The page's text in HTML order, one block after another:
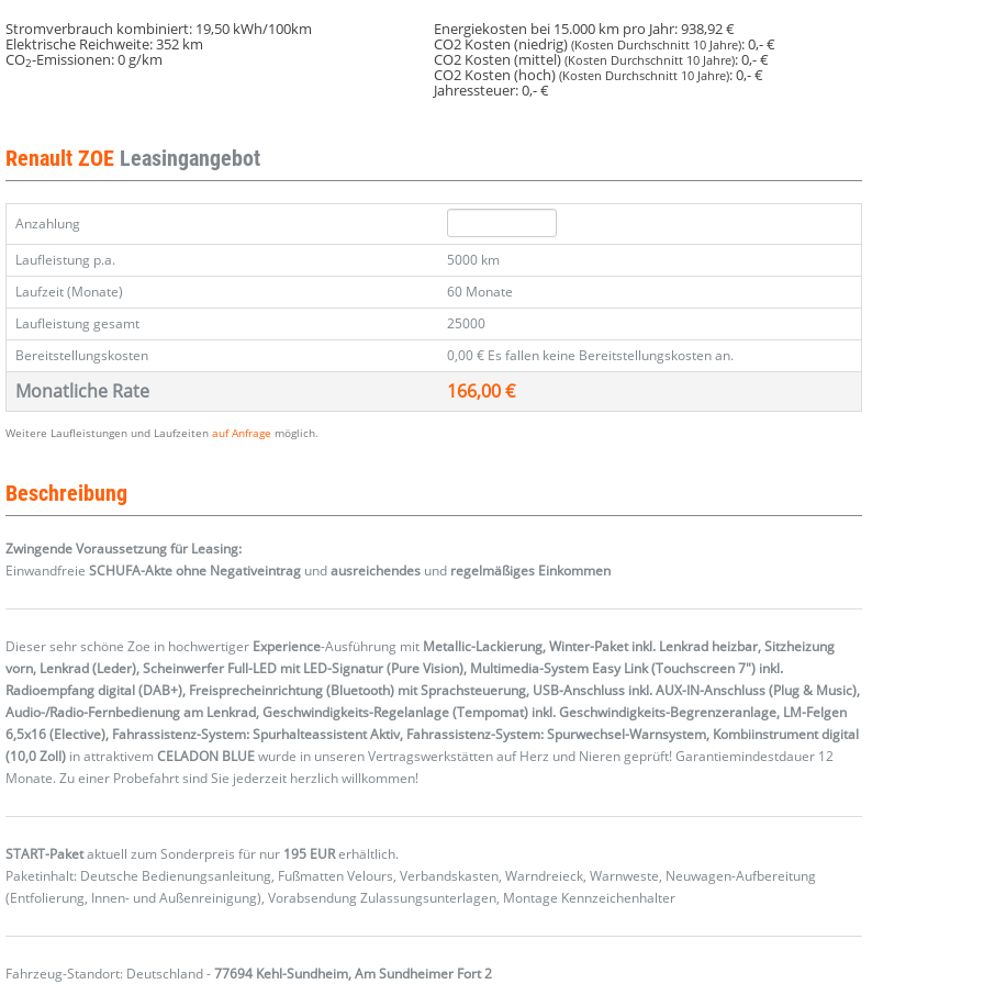
R110
Exp
Kaufbatterie
R110
Exp
Kaufbatterie
R110
Exp
Kaufbatterie
R110
Exp
Kaufbatterie
R110
Exp
Kaufbatterie
R110
Exp
Kaufbatterie
Stromverbrauch kombiniert: 19,50 kWh/100km
Elektrische Reichweite:352 km
CO2-Emissionen:0 g/km
Energiekosten bei 15.000 km pro Jahr:938,92 €
CO2 Kosten (niedrig)(Kosten Durchschnitt 10 Jahre):0,- €
CO2 Kosten (mittel)(Kosten Durchschnitt 10 Jahre):0,- €
CO2 Kosten (hoch)(Kosten Durchschnitt 10 Jahre):0,- €
Jahressteuer:0,- €
Renault ZOE Leasingangebot
Anzahlung
Laufleistung p.a.
5000 km
Laufzeit (Monate)
60 Monate
Laufleistung gesamt
25000
Bereitstellungskosten
0,00 € Es fallen keine Bereitstellungskosten an.
Monatliche Rate 166,00 €
Weitere Laufleistungen und Laufzeitenauf Anfrage möglich.
Beschreibung
Zwingende Voraussetzung für Leasing:
EinwandfreieSCHUFA-Akte ohne Negativeintrag undausreichendes und regelmäßiges Einkommen
Dieser sehr schöne Zoe in hochwertiger Experience-Ausführung mit Metallic-Lackierung, Winter-Paket inkl. Lenkrad heizbar, Sitzheizung
vorn, Lenkrad (Leder), Scheinwerfer Full-LED mit LED-Signatur (Pure Vision), Multimedia-System Easy Link (Touchscreen 7") inkl.
Radioempfang digital (DAB+), Freisprecheinrichtung (Bluetooth) mit Sprachsteuerung, USB-Anschluss inkl. AUX-IN-Anschluss (Plug & Music),
Audio-/Radio-Fernbedienung am Lenkrad, Geschwindigkeits-Regelanlage (Tempomat) inkl. Geschwindigkeits-Begrenzeranlage, LM-Felgen
6,5x16 (Elective), Fahrassistenz-System: Spurhalteassistent Aktiv, Fahrassistenz-System: Spurwechsel-Warnsystem, Kombiinstrument digital
(10,0 Zoll) in attraktivemCELADON BLUEwurde in unseren Vertragswerkstätten auf Herz und Nieren geprüft! Garantiemindestdauer 12
Monate. Zu einer Probefahrt sind Sie jederzeit herzlich willkommen!
START-Paketaktuell zum Sonderpreis für nur 195 EURerhältlich.
Paketinhalt: Deutsche Bedienungsanleitung, Fußmatten Velours, Verbandskasten, Warndreieck, Warnweste, Neuwagen-Aufbereitung
(Entfolierung, Innen- und Außenreinigung), Vorabsendung Zulassungsunterlagen, Montage Kennzeichenhalter
Fahrzeug-Standort: Deutschland -77694 Kehl-Sundheim, Am Sundheimer Fort 2